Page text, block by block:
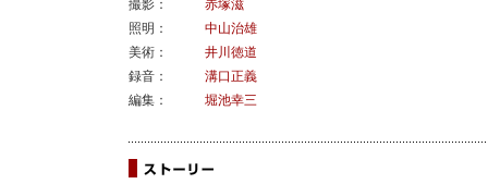
撮影：
赤塚滋
照明：
中山治雄
美術：
井川徳道
録音：
溝口正義
編集：
堀池幸三